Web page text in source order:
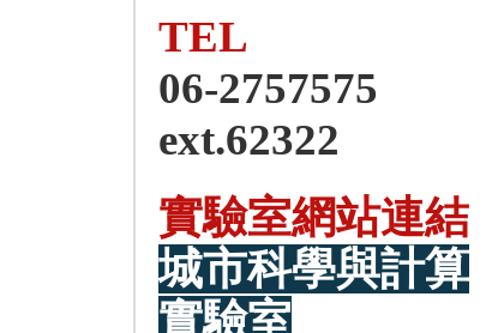
TEL
06-2757575
ext.62322
實驗室網站連結
城市科學與計算
實驗室